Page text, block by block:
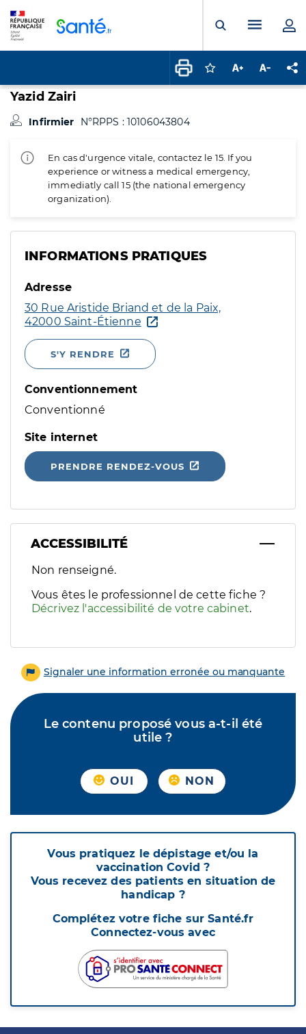
Ouvrir laMenu
Connectez-vous
Augmenter la
Yazid Zairi
Infirmier N°RPPS : 10106043804
En cas d'urgence vitale, contactez le 15. If you
experience or witness a medical emergency,
immediatly call 15 (the national emergency
organization).
INFORMATIONS PRATIQUES
Adresse
30 Rue Aristide Briand et de la Paix,
42000 Saint-Étienne
S'Y RENDRE
Conventionnement
Conventionné
Site internet
PRENDRE RENDEZ-VOUS
ACCESSIBILITÉ
Filtres
Sélectionnez un ou plusieurs handicaps/besoins
Non renseigné.
Vous êtes le professionnel de cette fiche ?
Décrivez l'accessibilité de votre cabinet.
Signaler une information erronée ou manquante
Le contenu proposé vous a-t-il été
utile ?
OUI NON
Vous pratiquez le dépistage et/ou la
vaccination Covid ?
Vous recevez des patients en situation de
handicap ?
Complétez votre fiche sur Santé.fr
Connectez-vous avec